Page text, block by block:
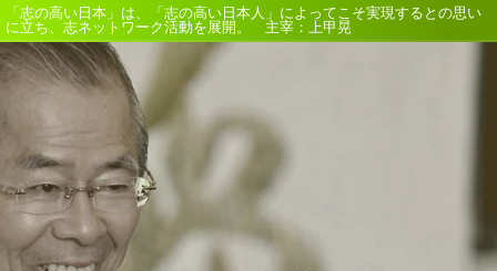
「志の高い日本」は、「志の高い日本人」によってこそ実現するとの思い
に立ち、志ネットワーク活動を展開。 主宰：上甲晃